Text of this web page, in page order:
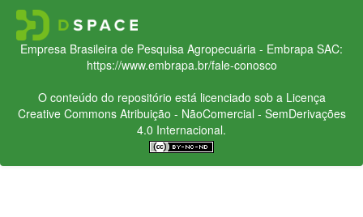
Empresa Brasileira de Pesquisa Agropecuária - Embrapa SAC:
https://www.embrapa.br/fale-conosco
O conteúdo do repositório está licenciado sob a Licença
Creative CommonsAtribuição - NãoComercial - SemDerivações
4.0 Internacional.